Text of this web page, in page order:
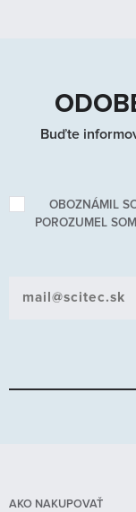
Buďte
OBOZNÁMIL
POROZUMEL
AKO NAKUPOVAŤ